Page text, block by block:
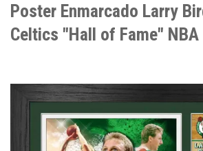
Poster Enmarcado Larry
Celtics "Hall of Fame" NBA